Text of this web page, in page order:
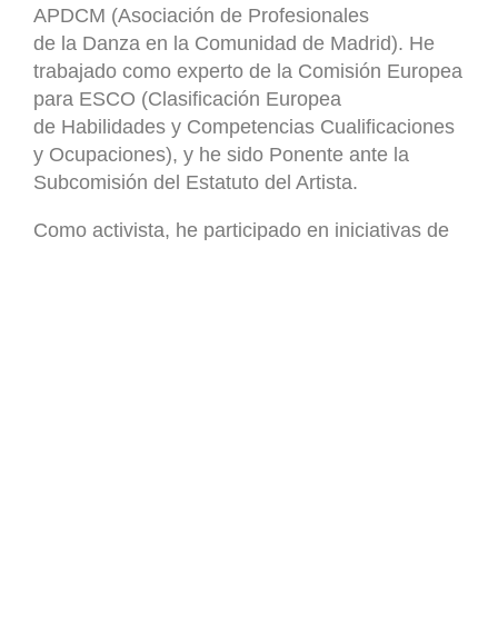
APDCM (Asociación de Profesionales
de la Danza en la Comunidad de Madrid). He
trabajado como experto de la Comisión Europea
para ESCO (Clasificación Europea
de Habilidades y Competencias Cualificaciones
y Ocupaciones), y he sido Ponente ante la
Subcomisión del Estatuto del Artista.
Como activista, he participado en iniciativas de